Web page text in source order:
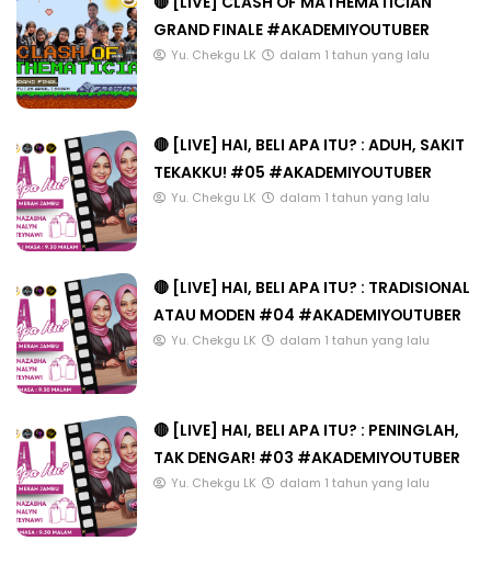
GRAND FINALE #AKADEMIYOUTUBER
Yu. Chekgu LK dalam 1 tahun yang lalu
🔴 [LIVE] HAI, BELI APA ITU? : ADUH, SAKIT
TEKAKKU! #05 #AKADEMIYOUTUBER
Yu. Chekgu LK dalam 1 tahun yang lalu
🔴 [LIVE] HAI, BELI APA ITU? : TRADISIONAL
ATAU MODEN #04 #AKADEMIYOUTUBER
Yu. Chekgu LK dalam 1 tahun yang lalu
🔴 [LIVE] HAI, BELI APA ITU? : PENINGLAH,
TAK DENGAR! #03 #AKADEMIYOUTUBER
Yu. Chekgu LK dalam 1 tahun yang lalu